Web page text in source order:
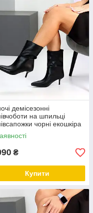
демісезонні
на шпильці
чорні екошкіра
₴
Купити